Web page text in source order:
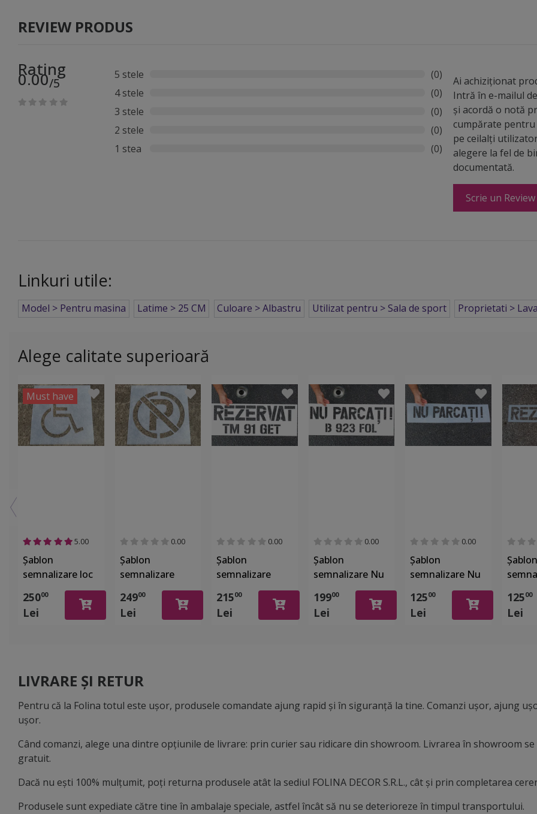
REVIEW PRODUS
Rating
0.00/5
5 stele
(0)
4 stele
(0)
3 stele
(0)
2 stele
(0)
1 stea
(0)
Ai achiziționat
Intră în e-mailul
și acordă o notă
cumpărate
pe ceilalți
alegere la fel de
documentată.
Scrie un Review
Linkuri utile:
Model > Pentru masina Latime > 25 CM Culoare > Albastru Utilizat pentru > Sala de sport Proprietati >
Alege calitate superioară
Must have
5.00
Șablon
semnalizare loc
pentru persoane
cu dizabilități,
pentru parcări,
25000
Lei
0.00
Șablon
semnalizare
Interzisă, pentru
parcări, căi de
24900
Lei
0.00
Șablon
semnalizare
Rezervat, cu
număr
personalizat,
21500
Lei
0.00
Șablon
semnalizare Nu
Parcați, cu
număr
personalizat,
19900
Lei
0.00
Șablon
semnalizare Nu
Parcați, pentru
parcări, căi de
acces, rampe și
12500
Lei
Șablon
parcare
12500
Lei
LIVRARE ȘI RETUR
Pentru că la Folina totul este ușor, produsele comandate ajung rapid și în siguranță la tine. Comanzi ușor, ajung
ușor.
Când comanzi, alege una dintre opțiunile de livrare: prin curier sau ridicare din showroom. Livrarea în showroom se
gratuit.
Dacă nu ești 100% mulțumit, poți returna produsele atât la sediul FOLINA DECOR S.R.L., cât și prin completarea
Produsele sunt expediate către tine în ambalaje speciale, astfel încât să nu se deterioreze în timpul transportului.